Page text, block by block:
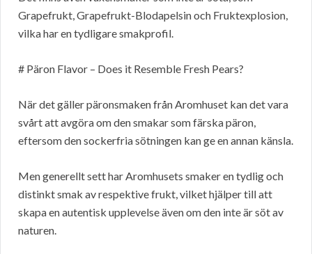
Grapefrukt, Grapefrukt-Blodapelsin och Fruktexplosion,
vilka har en tydligare smakprofil.
# Päron Flavor – Does it Resemble Fresh Pears?
När det gäller päronsmaken från Aromhuset kan det vara
svårt att avgöra om den smakar som färska päron,
eftersom den sockerfria sötningen kan ge en annan känsla.
Men generellt sett har Aromhusets smaker en tydlig och
distinkt smak av respektive frukt, vilket hjälper till att
skapa en autentisk upplevelse även om den inte är söt av
naturen.